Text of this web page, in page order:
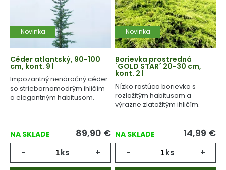
Novinka
Céder atlantský, 90-100
cm, kont. 9 l
Impozantný nenáročný céder
so striebornomodrým ihličím
a elegantným habitusom.
NA SKLADE 89,90 €
- ks +
Novinka
Borievka prostredná
´GOLD STAR´ 20-30 cm,
kont. 2 l
Nízko rastúca borievka s
rozložitým habitusom a
výrazne zlatožltým ihličím.
NA SKLADE 14,99 €
- ks +